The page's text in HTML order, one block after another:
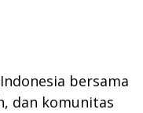
bersama
dan komunitas